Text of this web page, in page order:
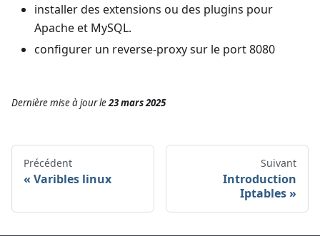
installer des extensions ou des plugins pour
Apache et MySQL.
configurer un reverse-proxy sur le port 8080
Dernière mise à jourle23 mars 2025
Précédent
Varibles linux
Suivant
Introduction
Iptables